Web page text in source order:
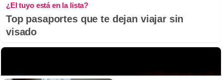
¿El tuyo está en la lista?
Top pasaportes que te dejan viajar sin
visado